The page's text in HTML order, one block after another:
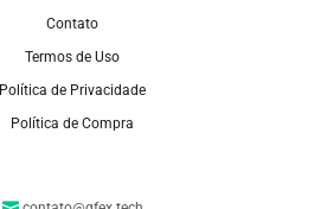
Contato
Termos de Uso
Política de Privacidade
Política de Compra